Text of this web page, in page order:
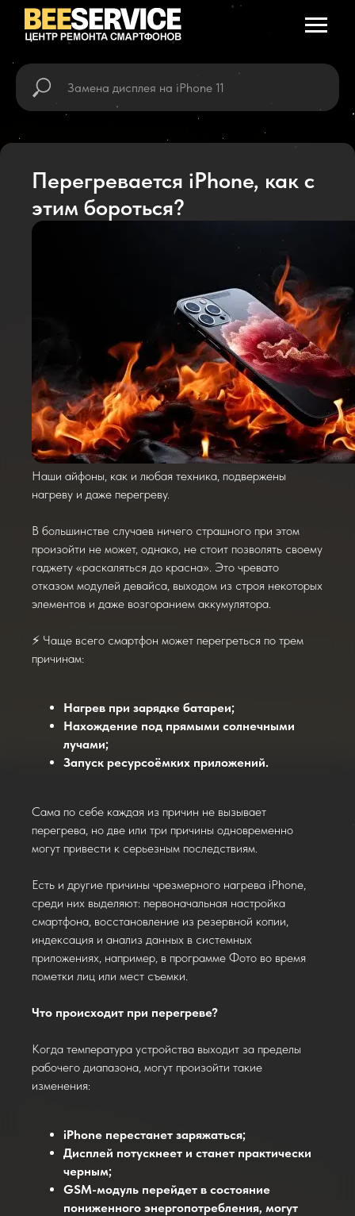
Перегревается iPhone, как с
этим бороться?
Наши айфоны, как и любая техника, подвержены
нагреву и даже перегреву.
В большинстве случаев ничего страшного при этом
произойти не может, однако, не стоит позволять своему
гаджету «раскаляться до красна». Это чревато
отказом модулей девайса, выходом из строя некоторых
элементов и даже возгоранием аккумулятора.
⚡ Чаще всего смартфон может перегреться по трем
причинам:
Нагрев при зарядке батареи;
Нахождение под прямыми солнечными
лучами;
Запуск ресурсоёмких приложений.
Сама по себе каждая из причин не вызывает
перегрева, но две или три причины одновременно
могут привести к серьезным последствиям.
Есть и другие причины чрезмерного нагрева iPhone,
среди них выделяют: первоначальная настройка
смартфона, восстановление из резервной копии,
индексация и анализ данных в системных
приложениях, например, в программе Фото во время
пометки лиц или мест съемки.
Что происходит при перегреве?
Когда температура устройства выходит за пределы
рабочего диапазона, могут произойти такие
изменения:
iPhone перестанет заряжаться;
Дисплей потускнеет и станет практически
черным;
GSM-модуль перейдет в состояние
пониженного энергопотребления, могут